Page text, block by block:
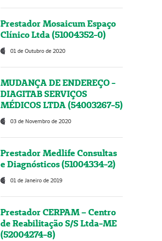
Prestador Mosaicum Espaço
Clínico Ltda (51004352-0)
01 de Outubro de 2020
MUDANÇA DE ENDEREÇO -
DIAGITAB SERVIÇOS
MÉDICOS LTDA (54003267-5)
03 de Novembro de 2020
Prestador Medlife Consultas
e Diagnósticos (51004334-2)
01 de Janeiro de 2019
Prestador CERPAM – Centro
de Reabilitação S/S Ltda-ME
(52004274-8)